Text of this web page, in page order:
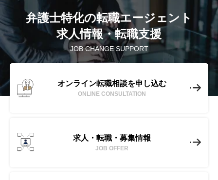
JOB CHANGE SUPPORT
弁護士特化の転職エージェント
求人情報・転職支援
オンライン転職相談を申し込む
ONLINE CONSULTATION
求人・転職・募集情報
JOB OFFER